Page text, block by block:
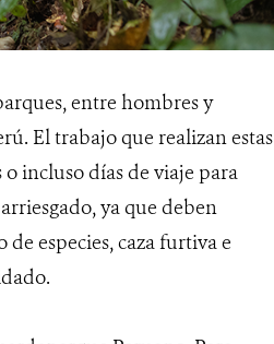
entre hombres y
El trabajo que realizan estas
o incluso días de viaje para
ya que deben
especies, caza furtiva e